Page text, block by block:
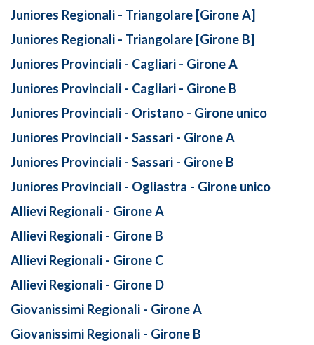
Juniores Regionali - Triangolare [Girone A]
Juniores Regionali - Triangolare [Girone B]
Juniores Provinciali - Cagliari - Girone A
Juniores Provinciali - Cagliari - Girone B
Juniores Provinciali - Oristano - Girone unico
Juniores Provinciali - Sassari - Girone A
Juniores Provinciali - Sassari - Girone B
Juniores Provinciali - Ogliastra - Girone unico
Allievi Regionali - Girone A
Allievi Regionali - Girone B
Allievi Regionali - Girone C
Allievi Regionali - Girone D
Giovanissimi Regionali - Girone A
Giovanissimi Regionali - Girone B